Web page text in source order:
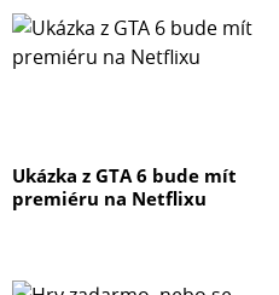
Snadné a uživatelsky
Tapo nabízí uživatelům
zásuvku snadno propojit s
P100M lze nastavit také
pomocí libovolné aplikace
Matter, například Alexa,
Home.
Ukázka z GTA 6 bude mít
premiéru na Netflixu